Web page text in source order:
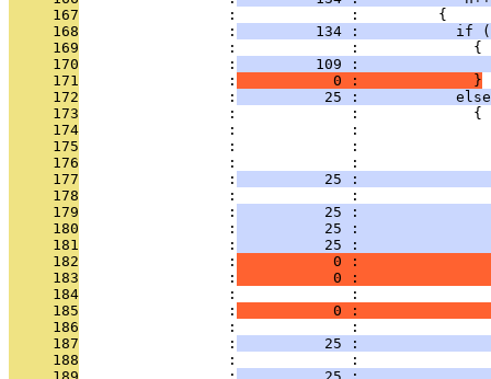
     167
                 :             :         {
     168
                 :
134 :           if
     169
                 :             :             {
     170
                 :
109 :
     171
                 :
           0 :             }
     172
                 :
25 :
     173
                 :             :             {
     174
:             :
     175
:             :
     176
                 :             :
     177
                 :
25 :
     178
                 :             :
     179
                 :
25 :
     180
                 :
25 :
     181
                 :
25 :
     182
                 :
0 :
     183
                 :
0 :
     184
:             :
     185
                 :
0 :
     186
                 :             :
     187
                 :
25 :
     188
                 :             :